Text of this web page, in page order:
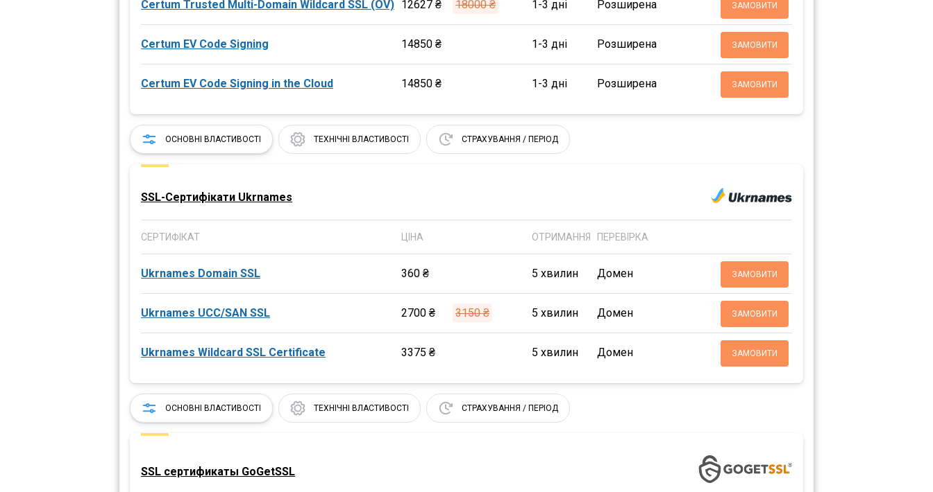
Certum Trusted Multi-Domain Wildcard SSL (OV) 12627 ₴ 18000 ₴ 1-3 дні Розширена ЗАМОВИТИ
Certum EV Code Signing 14850 ₴ 1-3 дні Розширена ЗАМОВИТИ
Certum EV Code Signing in the Cloud 14850 ₴ 1-3 дні Розширена ЗАМОВИТИ
ОСНОВНІ ВЛАСТИВОСТІ ТЕХНІЧНІ ВЛАСТИВОСТІ СТРАХУВАННЯ / ПЕРІОД
SSL-Сертифікати Ukrnames
СЕРТИФІКАТ ЦІНА ОТРИМАННЯ ПЕРЕВІРКА
Ukrnames Domain SSL 360 ₴ 5 хвилин Домен ЗАМОВИТИ
Ukrnames UCC/SAN SSL 2700 ₴ 3150 ₴ 5 хвилин Домен ЗАМОВИТИ
Ukrnames Wildcard SSL Certificate 3375 ₴ 5 хвилин Домен ЗАМОВИТИ
ОСНОВНІ ВЛАСТИВОСТІ ТЕХНІЧНІ ВЛАСТИВОСТІ СТРАХУВАННЯ / ПЕРІОД
SSL сертификаты GoGetSSL